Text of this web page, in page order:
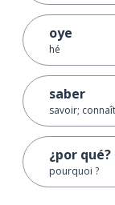
oye
hé
saber
savoir;
¿por qué?
pourquoi ?